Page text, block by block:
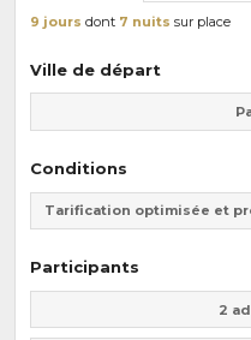
9 jours dont 7 nuits sur place
Ville de départ
Conditions
Tarification optimisée et
Participants
2